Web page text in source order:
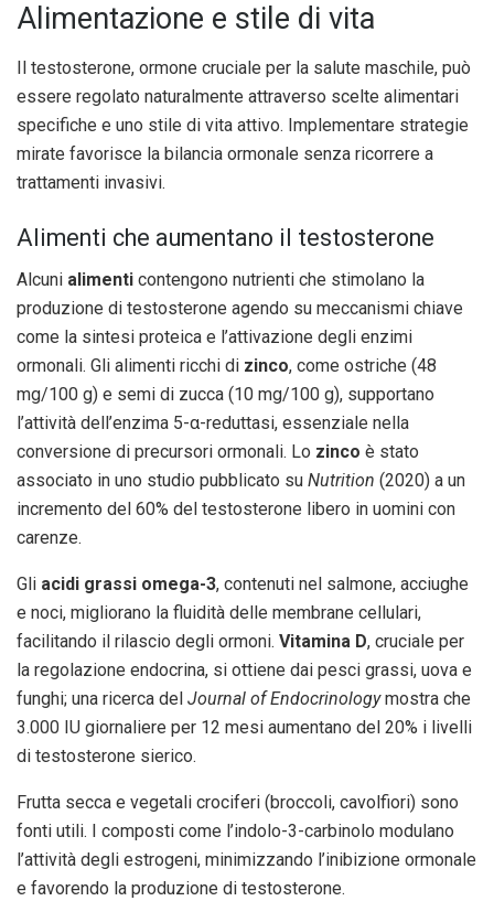
Alimentazione e stile di vita
Il testosterone, ormone cruciale per la salute maschile, può
essere regolato naturalmente attraverso scelte alimentari
specifiche e uno stile di vita attivo. Implementare strategie
mirate favorisce la bilancia ormonale senza ricorrere a
trattamenti invasivi.
Alimenti che aumentano il testosterone
Alcuni alimenti contengono nutrienti che stimolano la
produzione di testosterone agendo su meccanismi chiave
come la sintesi proteica e l’attivazione degli enzimi
ormonali. Gli alimenti ricchi di zinco, come ostriche (48
mg/100 g) e semi di zucca (10 mg/100 g), supportano
l’attività dell’enzima 5-α-reduttasi, essenziale nella
conversione di precursori ormonali. Lo zinco è stato
associato in uno studio pubblicato su Nutrition (2020) a un
incremento del 60% del testosterone libero in uomini con
carenze.
Gli acidi grassi omega-3, contenuti nel salmone, acciughe
e noci, migliorano la fluidità delle membrane cellulari,
facilitando il rilascio degli ormoni. Vitamina D, cruciale per
la regolazione endocrina, si ottiene dai pesci grassi, uova e
funghi; una ricerca del Journal of Endocrinologymostra che
3.000 IU giornaliere per 12 mesi aumentano del 20% i livelli
di testosterone sierico.
Frutta secca e vegetali crociferi (broccoli, cavolfiori) sono
fonti utili. I composti come l’indolo-3-carbinolo modulano
l’attività degli estrogeni, minimizzando l’inibizione ormonale
e favorendo la produzione di testosterone.